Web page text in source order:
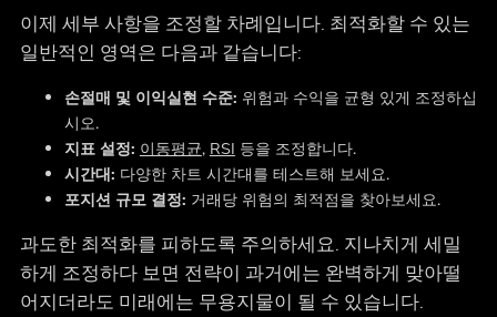
이제 세부 사항을 조정할 차례입니다. 최적화할 수 있는
일반적인 영역은 다음과 같습니다:
손절매 및 이익실현 수준: 위험과 수익을 균형 있게 조정하십
시오.
지표 설정: 이동평균, RSI 등을 조정합니다.
시간대: 다양한 차트 시간대를 테스트해 보세요.
포지션 규모 결정: 거래당 위험의 최적점을 찾아보세요.
과도한 최적화를 피하도록 주의하세요. 지나치게 세밀
하게 조정하다 보면 전략이 과거에는 완벽하게 맞아떨
어지더라도 미래에는 무용지물이 될 수 있습니다.